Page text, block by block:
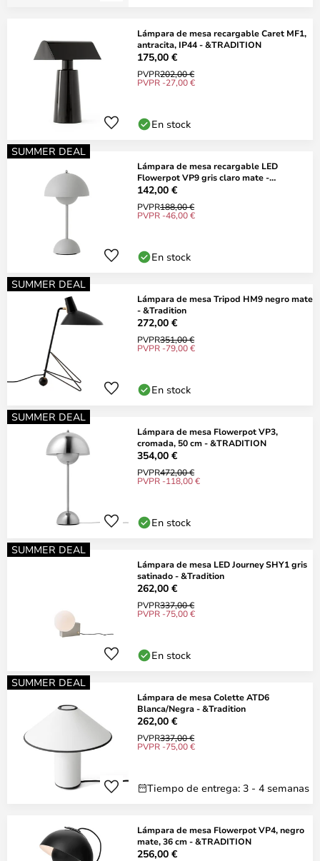
Lámpara de mesa recargable Caret MF1,
antracita, IP44 - &TRADITION
175,00 €
PVPR202,00 €
PVPR -27,00 €
En stock
SUMMER DEAL
Lámpara de mesa recargable LED
Flowerpot VP9 gris claro mate -
&TRADITION
142,00 €
PVPR188,00 €
PVPR -46,00 €
En stock
SUMMER DEAL
Lámpara de mesa Tripod HM9 negro mate
- &Tradition
272,00 €
PVPR351,00 €
PVPR -79,00 €
En stock
SUMMER DEAL
Lámpara de mesa Flowerpot VP3,
cromada, 50 cm - &TRADITION
354,00 €
PVPR472,00 €
PVPR -118,00 €
En stock
SUMMER DEAL
Lámpara de mesa LED Journey SHY1 gris
satinado - &Tradition
262,00 €
PVPR337,00 €
PVPR -75,00 €
En stock
SUMMER DEAL
Lámpara de mesa Colette ATD6
Blanca/Negra - &Tradition
262,00 €
PVPR337,00 €
PVPR -75,00 €
Tiempo de entrega: 3 - 4 semanas
Lámpara de mesa Flowerpot VP4, negro
mate, 36 cm - &TRADITION
256,00 €